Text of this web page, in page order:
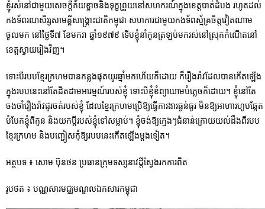
ខ្ញុំរស់នៅជាមួយសេចក្តីភ័យខ្លាចនិងទុក្ខព្រួយនៅសហករណ៍ក្នុងខេត្តបាត់ដំបង រហូតដល់
កងទ័ពរណសិរ្សសាមគ្គីសង្គ្រោះជាតិកម្ពុជា សហការជាមួយកងទ័ពស្ម័គ្រចិត្តវៀតណាម
ចូលមក នៅថ្ងៃទី៧ ខែមករា ឆ្នាំ១៩៧៩ ទើបខ្ញុំនាំកូនត្រឡប់មករស់នៅស្រុកកំណើតនៅ
ខេត្តស្វាយរៀងវិញ។
ទោះបីរបបខ្មែរក្រហមបានកន្លងផុតយូរឆ្នាំមកហើយក៏ដោយ ក៏រឿងរ៉ាវដែលបានកើតឡើង
ក្នុងរបបនេះនៅតែដិតដាមអារម្មណ៍របស់ខ្ញុំ ទោះបីខ្ញុំខំព្យាយាមបំភ្លេចក៏ដោយ។​ ខ្ញុំនៅតែ
ចងចាំរឿងរ៉ាវជូរចត់របស់ខ្ញុំ ដែលខ្មែរក្រហមប្រើឱ្យធ្វើការងារធ្ងន់ធ្ងរ​ មិនឱ្យអាហារហូបឆ្អែត
បំបែកខ្ញុំពីកូន និងយកប្តីរបស់ខ្ញុំទៅសម្លាប់។ ខ្ញុំចង់ឱ្យក្មេងៗជំនាន់ក្រោយយល់ដឹងពីរបប
ខ្មែរក្រហ​ម និងបញ្ជៀសកុំឱ្យរបបនេះកើតឡើងម្តងទៀត។
អត្ថបទ ៖ សោម ប៊ុនថន ប្រធានក្រុមទស្សនាវដ្តីស្វែងរកការពិត
រូបថត ៖ បណ្ណសារមជ្ឈមណ្ឌលឯកសារកម្ពុជា